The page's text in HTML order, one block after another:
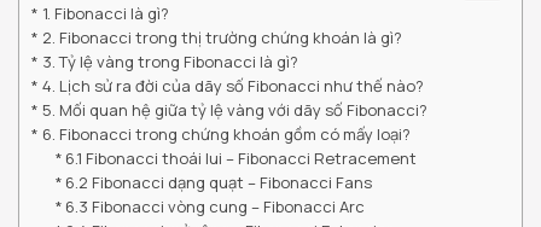
1. Fibonacci là gì?
2. Fibonacci trong thị trường chứng khoán là gì?
3. Tỷ lệ vàng trong Fibonacci là gì?
4. Lịch sử ra đời của dãy số Fibonacci như thế nào?
5. Mối quan hệ giữa tỷ lệ vàng với dãy số Fibonacci?
6. Fibonacci trong chứng khoán gồm có mấy loại?
6.1 Fibonacci thoái lui – Fibonacci Retracement
6.2 Fibonacci dạng quạt – Fibonacci Fans
6.3 Fibonacci vòng cung – Fibonacci Arc